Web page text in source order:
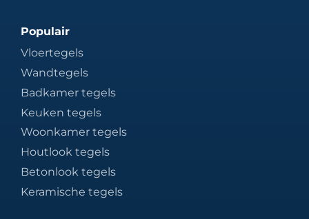
Populair
Vloertegels
Wandtegels
Badkamer tegels
Keuken tegels
Woonkamer tegels
Houtlook tegels
Betonlook tegels
Keramische tegels